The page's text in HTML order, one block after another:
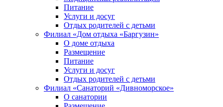
Питание
Услуги и досуг
Отдых родителей с детьми
Филиал «Дом отдыха «Баргузин»
О доме отдыха
Размещение
Питание
Услуги и досуг
Отдых родителей с детьми
Филиал «Санаторий «Дивноморское»
О санатории